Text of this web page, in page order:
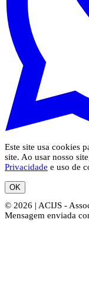
Este site usa cookies
site. Ao usar nosso
Privacidade e uso de
OK
© 2026 | ACIJS -
Mensagem enviada